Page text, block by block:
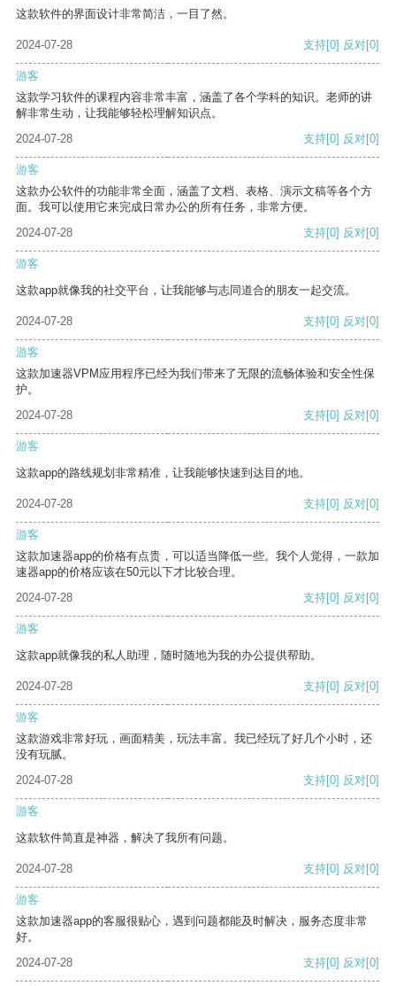
这款软件的界面设计非常简洁，一目了然。
2024-07-28 支持[0] 反对[0]
游客
这款学习软件的课程内容非常丰富，涵盖了各个学科的知识。老师的讲
解非常生动，让我能够轻松理解知识点。
2024-07-28
支持[0] 反对[0]
游客
这款办公软件的功能非常全面，涵盖了文档、表格、演示文稿等各个方
面。我可以使用它来完成日常办公的所有任务，非常方便。
2024-07-28
支持[0] 反对[0]
游客
这款app就像我的社交平台，让我能够与志同道合的朋友一起交流。
2024-07-28 支持[0] 反对[0]
游客
这款加速器VPM应用程序已经为我们带来了无限的流畅体验和安全性保
护。
2024-07-28
支持[0] 反对[0]
游客
这款app的路线规划非常精准，让我能够快速到达目的地。
2024-07-28 支持[0] 反对[0]
游客
这款加速器app的价格有点贵，可以适当降低一些。我个人觉得，一款加
速器app的价格应该在50元以下才比较合理。
2024-07-28
支持[0] 反对[0]
游客
这款app就像我的私人助理，随时随地为我的办公提供帮助。
2024-07-28 支持[0] 反对[0]
游客
这款游戏非常好玩，画面精美，玩法丰富。我已经玩了好几个小时，还
没有玩腻。
2024-07-28
支持[0] 反对[0]
游客
这款软件简直是神器，解决了我所有问题。
2024-07-28 支持[0] 反对[0]
游客
这款加速器app的客服很贴心，遇到问题都能及时解决，服务态度非常
好。
2024-07-28
支持[0] 反对[0]